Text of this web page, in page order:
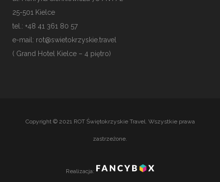
25-501 Kielce
tel.: +48 41 361 80 57
e-mail: rot@swietokrzyskie.travel
( Grand Hotel Kielce – 4 piętro)
Copyright © 2021 ROT Świętokrzyskie Travel. Wszystkie prawa
zastrzeżone.
Realizacja: